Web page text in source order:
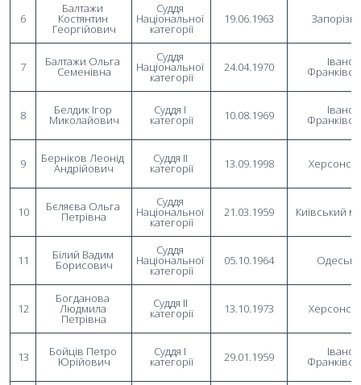
6
Балтажи
Костянтин
Георгійович
Суддя
Національної
категорії
19.06.1963
7 Балтажи Ольга
Семенівна
Суддя
Національної
категорії
24.04.1970 Івано-
8 Белдик Ігор
Миколайович
Суддя I
категорії 10.08.1969 Івано-
9 Берніков Леонід
Андрійович
Суддя II
категорії 13.09.1998
10 Бєляєва Ольга
Петрівна
Суддя
Національної
категорії
21.03.1959 Київський
11 Білий Вадим
Борисович
Суддя
Національної
категорії
05.10.1964
12
Богданова
Людмила
Петрівна
Суддя II
категорії 13.10.1973
13 Бойців Петро
Юрійович
Суддя I
категорії 29.01.1959 Івано-